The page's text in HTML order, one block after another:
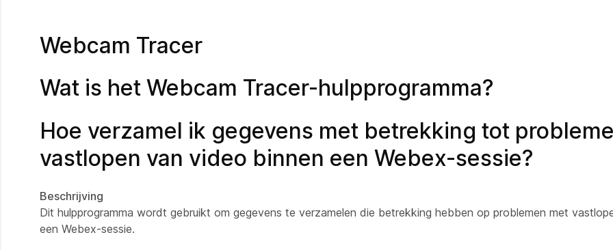
Webcam Tracer
Wat is het Webcam Tracer-hulpprogramma?
Hoe verzamel ik gegevens met betrekking tot
vastlopen van video binnen een Webex-sessie?
Beschrijving
Dit hulpprogramma wordt gebruikt om gegevens te verzamelen die betrekking hebben op problemen met
een Webex-sessie.